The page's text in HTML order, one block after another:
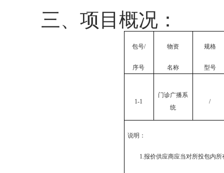
三、项目概况：
包号/
序号
物资
名称
规格
型号
1-1
门诊广播系
统
/
说明：
1.报价供应商应当对所投包内